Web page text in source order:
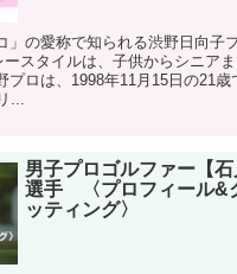
」の愛称で知られる渋野日向子
スタイルは、子供からシニア
プロは、1998年11月15日の21歳
...
男子プロゴルファー【石
選手 〈プロフィール&
ッティング〉